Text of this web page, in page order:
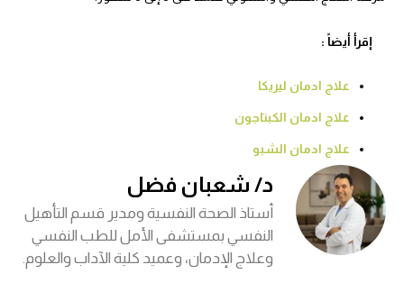
إقرأ أيضاً :
علاج ادمان ليريكا
علاج ادمان الكبتاجون
علاج ادمان الشبو
د/ شعبان فضل
أستاذ الصحة النفسية ومدير قسم التأهيل
النفسي بمستشفى الأمل للطب النفسي
وعلاج الإدمان، وعميد كلية الآداب والعلوم.